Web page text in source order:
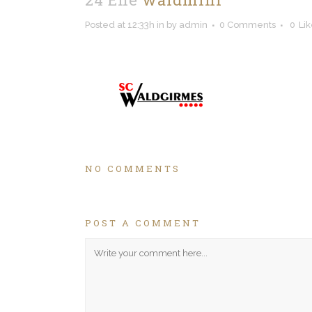
Posted at 12:33h in by admin 0 Comments 0
NO COMMENTS
POST A COMMENT